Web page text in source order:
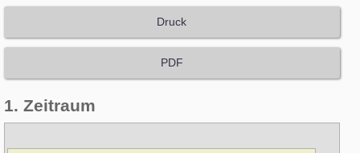
1. Zeitraum